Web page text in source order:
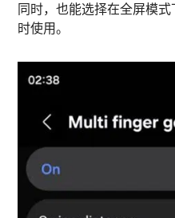
同时，也能选择在全屏模
时使用。